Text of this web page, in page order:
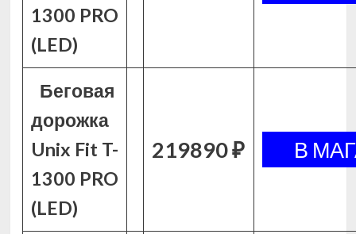
1300 PRO
(LED)
Беговая
дорожка
Unix Fit T-
1300 PRO
(LED)
219890 ₽